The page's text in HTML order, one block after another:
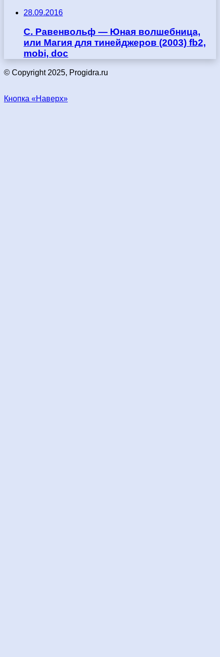
28.09.2016
С. Равенвольф — Юная волшебница,
или Магия для тинейджеров (2003) fb2,
mobi, doc
© Copyright 2025, Progidra.ru
Кнопка «Наверх»